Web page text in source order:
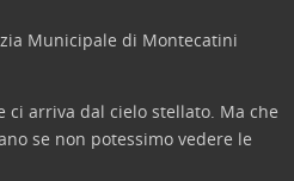
Municipale di Montecatini
ci arriva dal cielo stellato. Ma che
se non potessimo vedere le